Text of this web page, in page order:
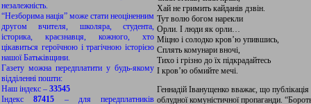
незалежність.
“Незборима нація” може стати неоціненним
другом вчителя, школяра, студента,
історика, краєзнавця, кожного, хто
цікавиться героїчною і трагічною історією
нашої Батьківщини.
Газету можна передплатити у будь-якому
відділенні пошти:
Наш індекс – 33545
Індекс87415 – для передплатників
Хай не гримить кайданів дзвін.
Тут волю богом нарекли
Орли. І люди як орли…
Міцно і солодко кров’ю упившись,
Сплять комунари вночі,
Тихо і грізно до їх підкрадайтесь
І кров’ю обмийте мечі.
Геннадій Іванущенко вважає, що
облудної комуністичної пропаганди.